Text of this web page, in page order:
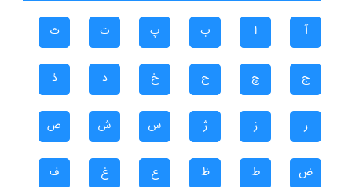
آ ا ب پ ت ث
ج چ ح خ د ذ
ر ز ژ س ش ص
ض ط ظ ع غ ف